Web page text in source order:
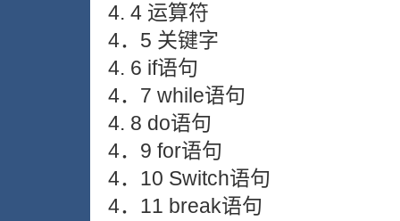
4. 4 运算符
4．5 关键字
4. 6 if语句
4．7 while语句
4. 8 do语句
4．9 for语句
4．10 Switch语句
4．11 break语句